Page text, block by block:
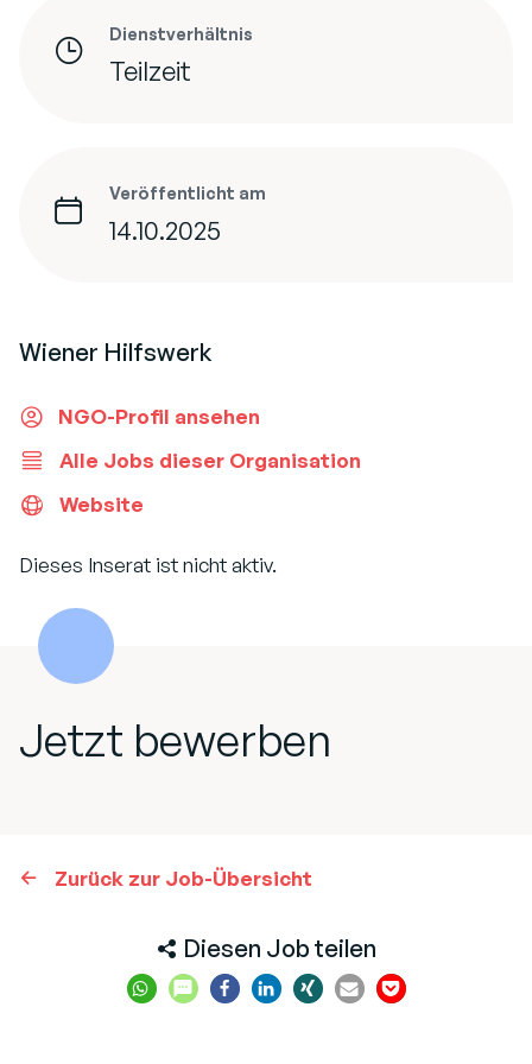
Dienstverhältnis
Teilzeit
Veröffentlicht am
14.10.2025
Wiener Hilfswerk
NGO-Profil ansehen
Alle Jobs dieser Organisation
Website
Dieses Inserat ist nicht aktiv.
Jetzt bewerben
Zurück zur Job-Übersicht
Diesen Job teilen